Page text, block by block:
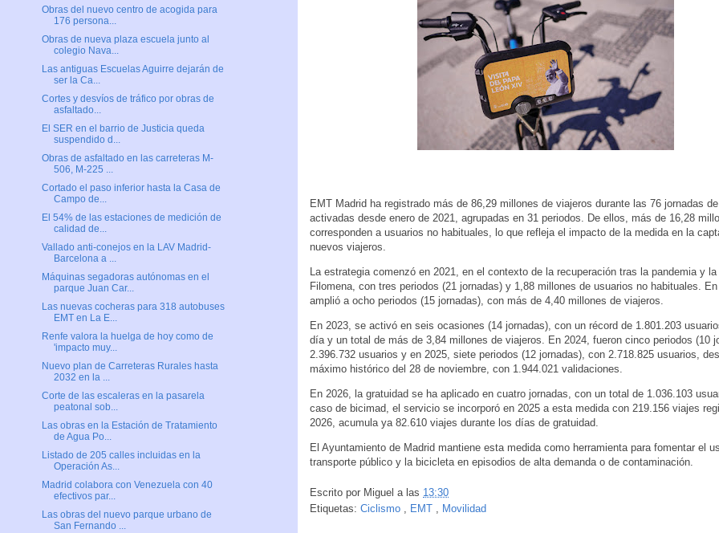
EMT Madrid ha registrado más de 86,29 millones de viajeros durante las 76 jornadas
activadas desde enero de 2021, agrupadas en 31 periodos. De ellos, más de 16,28
corresponden a usuarios no habituales, lo que refleja el impacto de la medida en la
nuevos viajeros.
La estrategia comenzó en 2021, en el contexto de la recuperación tras la pandemia y
Filomena, con tres periodos (21 jornadas) y 1,88 millones de usuarios no habituales.
amplió a ocho periodos (15 jornadas), con más de 4,40 millones de viajeros.
En 2023, se activó en seis ocasiones (14 jornadas), con un récord de 1.801.203
día y un total de más de 3,84 millones de viajeros. En 2024, fueron cinco periodos (10
2.396.732 usuarios y en 2025, siete periodos (12 jornadas), con 2.718.825 usuarios,
máximo histórico del 28 de noviembre, con 1.944.021 validaciones.
En 2026, la gratuidad se ha aplicado en cuatro jornadas, con un total de 1.036.103
caso de bicimad, el servicio se incorporó en 2025 a esta medida con 219.156 viajes
2026, acumula ya 82.610 viajes durante los días de gratuidad.
El Ayuntamiento de Madrid mantiene esta medida como herramienta para fomentar el
transporte público y la bicicleta en episodios de alta demanda o de contaminación.
Escrito por Miguel a las 13:30
Etiquetas: Ciclismo , EMT , Movilidad
Obras del nuevo centro de acogida para
176 persona...
Obras de nueva plaza escuela junto al
colegio Nava...
Las antiguas Escuelas Aguirre dejarán de
ser la Ca...
Cortes y desvíos de tráfico por obras de
asfaltado...
El SER en el barrio de Justicia queda
suspendido d...
Obras de asfaltado en las carreteras M-
506, M-225 ...
Cortado el paso inferior hasta la Casa de
Campo de...
El 54% de las estaciones de medición de
calidad de...
Vallado anti-conejos en la LAV Madrid-
Barcelona a ...
Máquinas segadoras autónomas en el
parque Juan Car...
Las nuevas cocheras para 318 autobuses
EMT en La E...
Renfe valora la huelga de hoy como de
'impacto muy...
Nuevo plan de Carreteras Rurales hasta
2032 en la ...
Corte de las escaleras en la pasarela
peatonal sob...
Las obras en la Estación de Tratamiento
de Agua Po...
Listado de 205 calles incluidas en la
Operación As...
Madrid colabora con Venezuela con 40
efectivos par...
Las obras del nuevo parque urbano de
San Fernando ...